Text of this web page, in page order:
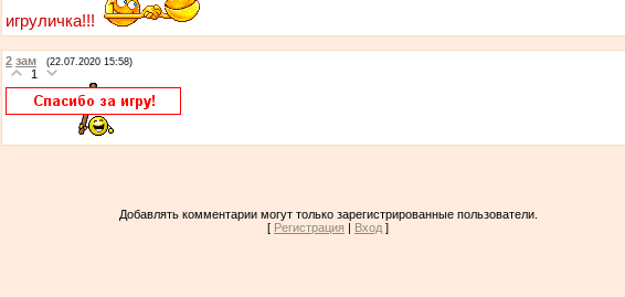
игруличка!!!
2 зам (22.07.2020 15:58)
1
Добавлять комментарии могут только зарегистрированные пользователи.
[ Регистрация | Вход ]